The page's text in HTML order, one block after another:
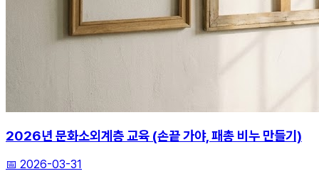
2026년 문화소외계층 교육 (손끝 가야, 패총 비누 만들기)
📅 2026-03-31